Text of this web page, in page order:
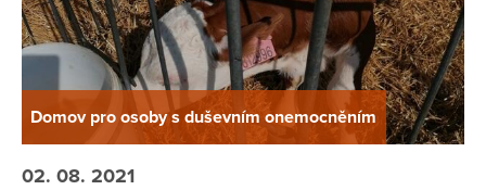
Domov pro osoby s duševním onemocněním
02. 08. 2021